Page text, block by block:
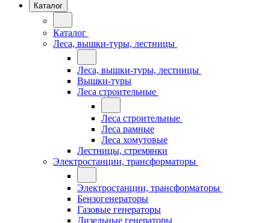
Каталог
Каталог
Леса, вышки-туры, лестницы
Леса, вышки-туры, лестницы
Вышки-туры
Леса строительные
Леса строительные
Леса рамные
Леса хомутовые
Лестницы, стремянки
Электростанции, трансформаторы
Электростанции, трансформаторы
Бензогенераторы
Газовые генераторы
Дизельные генераторы